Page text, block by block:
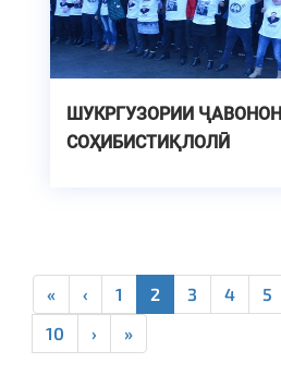
ШУКРГУЗОРИИ
СОҲИБИСТИҚЛОЛӢ
« ‹ 1 2 3 4 5
10
› »